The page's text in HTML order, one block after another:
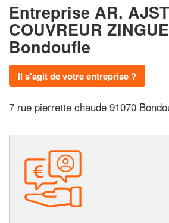
Entreprise AR. AJST
COUVREUR
Bondoufle
Il s'agit de votre entreprise ?
7 rue pierrette chaude 91070